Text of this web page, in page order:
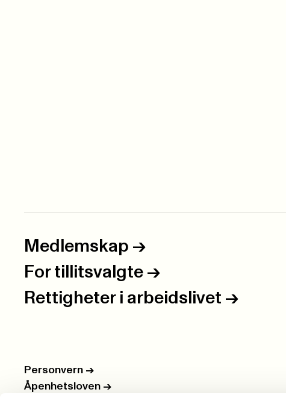
Medlemskap ->
For tillitsvalgte ->
Rettigheter i arbeidslivet ->
Personvern ->
Åpenhetsloven ->